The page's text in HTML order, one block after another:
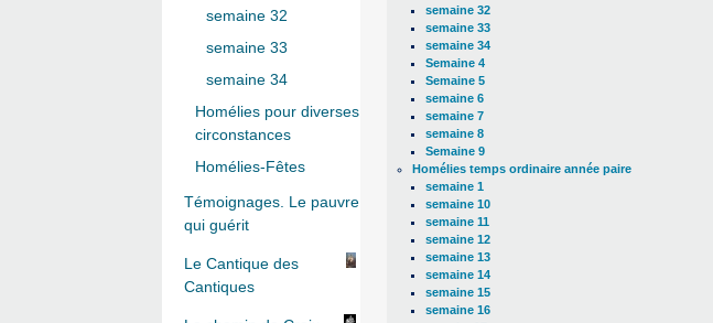
semaine 32
semaine 33
semaine 34
Semaine 4
Semaine 5
semaine 6
semaine 7
semaine 8
Semaine 9
Homélies temps ordinaire année paire
semaine 1
semaine 10
semaine 11
semaine 12
semaine 13
semaine 14
semaine 15
semaine 16
semaine 32
semaine 33
semaine 34
Homélies pour diverses
circonstances
Homélies-Fêtes
Témoignages. Le pauvre
qui guérit
Le Cantique des
Cantiques